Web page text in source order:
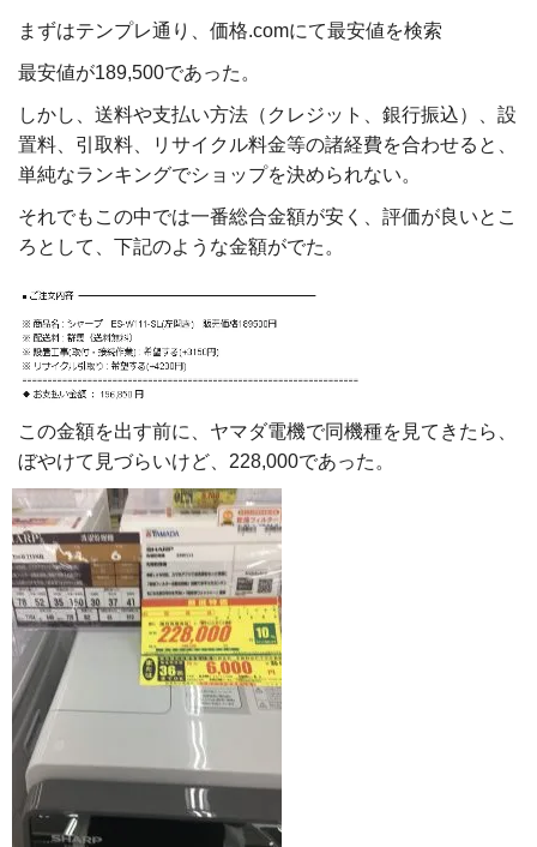
まずはテンプレ通り、価格.comにて最安値を検索
最安値が189,500であった。
しかし、送料や支払い方法（クレジット、銀行振込）、設
置料、引取料、リサイクル料金等の諸経費を合わせると、
単純なランキングでショップを決められない。
それでもこの中では一番総合金額が安く、評価が良いとこ
ろとして、下記のような金額がでた。
この金額を出す前に、ヤマダ電機で同機種を見てきたら、
ぼやけて見づらいけど、228,000であった。